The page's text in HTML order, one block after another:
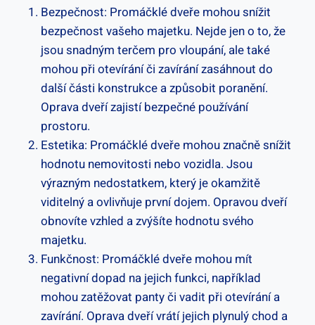
Bezpečnost: Promáčklé dveře mohou snížit
bezpečnost vašeho majetku. Nejde jen o to, že
jsou snadným terčem pro vloupání, ale také
mohou při otevírání či zavírání zasáhnout do
další části konstrukce a způsobit poranění.
Oprava dveří zajistí bezpečné používání
prostoru.
Estetika: Promáčklé dveře mohou značně snížit
hodnotu nemovitosti nebo vozidla. Jsou
výrazným nedostatkem, který je okamžitě
viditelný a ovlivňuje první dojem. Opravou dveří
obnovíte vzhled a zvýšíte hodnotu svého
majetku.
Funkčnost: Promáčklé dveře mohou mít
negativní dopad na jejich funkci, například
mohou zatěžovat panty či vadit při otevírání a
zavírání. Oprava dveří vrátí jejich plynulý chod a